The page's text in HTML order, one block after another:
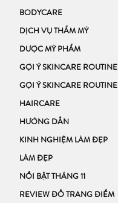
BODYCARE
DỊCH VỤ THẨM MỸ
DƯỢC MỸ PHẨM
GỢI Ý SKINCARE ROUTINE
GỢI Ý SKINCARE ROUTINE
HAIRCARE
HƯỚNG DẪN
KINH NGHIỆM LÀM ĐẸP
LÀM ĐẸP
NỔI BẬT THÁNG 11
REVIEW ĐỒ TRANG ĐIỂM